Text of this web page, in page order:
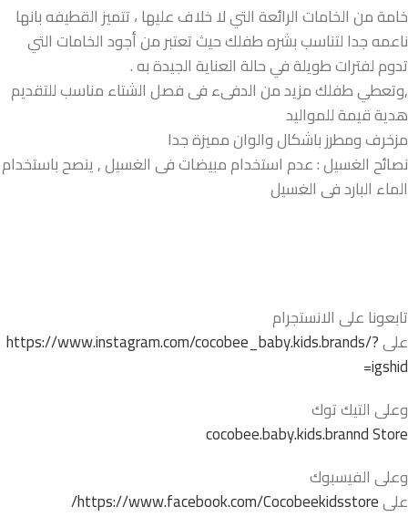
خامة من الخامات الرائعة التي لا خلاف عليها ، تتميز القطيفه بانها
ناعمه جدا لتناسب بشره طفلك حيث تعتبر من أجود الخامات التي
تدوم لفترات طويلة في حالة العناية الجيدة به .
,وتعطي طفلك مزيد من الدفىء فى فصل الشتاء مناسب للتقديم
هدية قيمة للمواليد
مزخرف ومطرز باشكال والوان مميزة جدا
نصائح الغسيل : عدم استخدام مبيضات فى الغسيل , ينصح باستخدام
الماء البارد فى الغسيل
تابعونا على الانستجرام
علىhttps://www.instagram.com/cocobee_baby.kids.brands/?
igshid=
وعلى التيك توك
cocobee.baby.kids.brannd Store
وعلى الفيسبوك
علىhttps://www.facebook.com/Cocobeekidsstore/